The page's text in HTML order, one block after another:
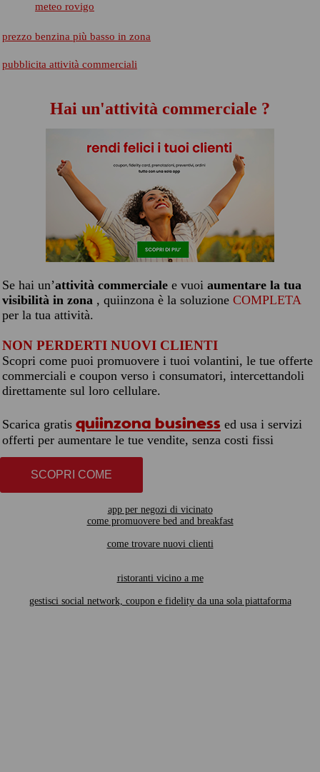
meteo rovigo
prezzo benzina più basso in zona
pubblicita attività commerciali
Hai un'attività commerciale ?
Se hai un’attività commerciale e vuoi aumentare la tua
visibilità in zona , quiinzona è la soluzione COMPLETA
per la tua attività.
NON PERDERTI NUOVI CLIENTI
Scopri come puoi promuovere i tuoi volantini, le tue offerte
commerciali e coupon verso i consumatori, intercettandoli
direttamente sul loro cellulare.
Scarica gratis quiinzona business ed usa i servizi
offerti per aumentare le tue vendite, senza costi fissi
SCOPRI COME
app per negozi di vicinato
come promuovere bed and breakfast
come trovare nuovi clienti
ristoranti vicino a me
gestisci social network, coupon e fidelity da una sola piattaforma